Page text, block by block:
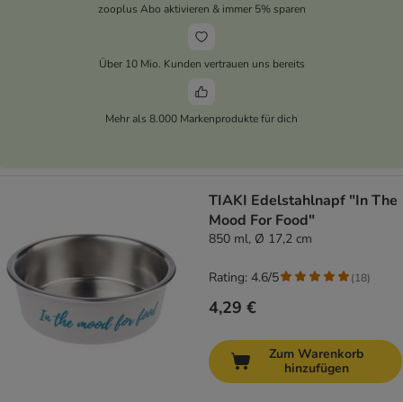
zooplus Abo aktivieren & immer 5% sparen
Über 10 Mio. Kunden vertrauen uns bereits
Mehr als 8.000 Markenprodukte für dich
TIAKI Edelstahlnapf "In The
Mood For Food"
850 ml, Ø 17,2 cm
4,29 €
Rating: 4.6/5 (18)
Zum Warenkorb
hinzufügen